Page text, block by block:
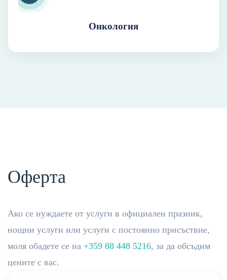
Онкология
Оферта
Ако се нуждаете от услуги в официален празник,
нощни услуги или услуги с постоянно присъствие,
моля обадете се на +359 88 448 5216, за да обсъдим
цените с вас.